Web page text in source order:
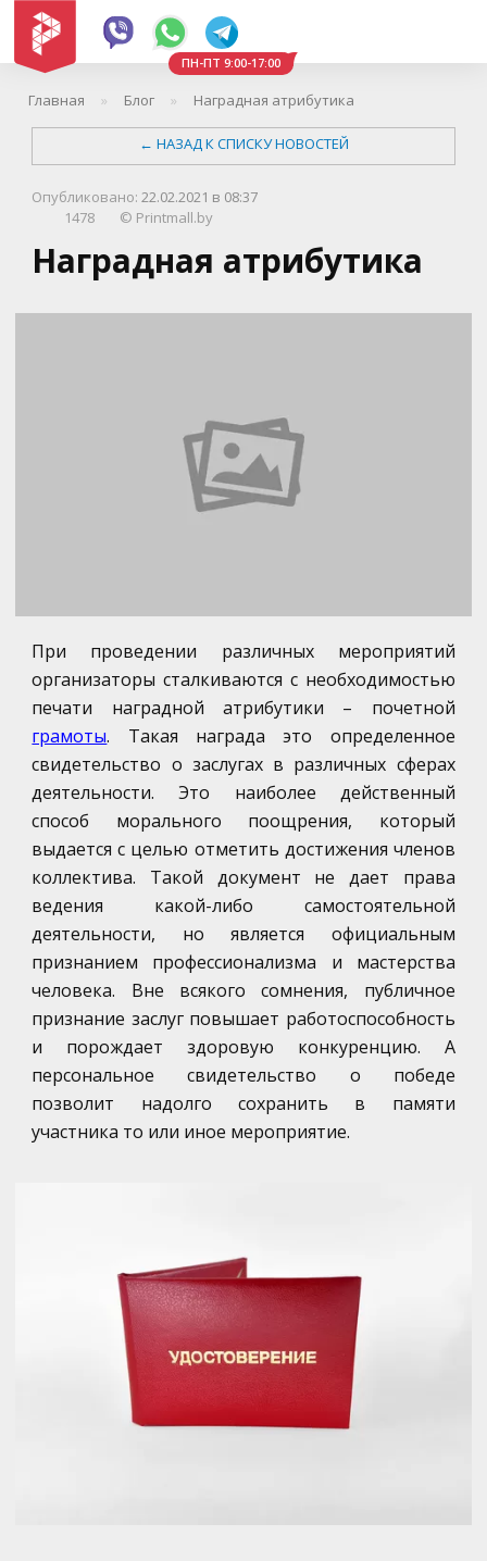
ПН-ПТ 9:00-17:00
Главная Блог Наградная атрибутика
← НАЗАД К СПИСКУ НОВОСТЕЙ
Опубликовано:22.02.2021 в 08:37
1478
© Printmall.by
Наградная атрибутика
При проведении различных мероприятий
организаторы сталкиваются с необходимостью
печати наградной атрибутики – почетной
грамоты. Такая награда это определенное
свидетельство о заслугах в различных сферах
деятельности. Это наиболее действенный
способ морального поощрения, который
выдается с целью отметить достижения членов
коллектива. Такой документ не дает права
ведения какой-либо самостоятельной
деятельности, но является официальным
признанием профессионализма и мастерства
человека. Вне всякого сомнения, публичное
признание заслуг повышает работоспособность
и порождает здоровую конкуренцию. А
персональное свидетельство о победе
позволит надолго сохранить в памяти
участника то или иное мероприятие.